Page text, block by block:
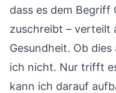
dass es dem Begriff
zuschreibt – verteilt
Gesundheit. Ob
ich nicht. Nur trifft
kann ich darauf